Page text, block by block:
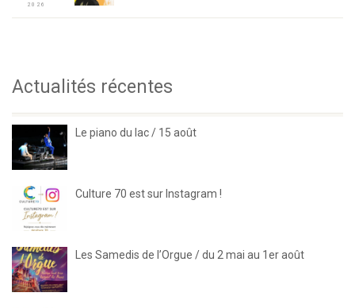
2026
Actualités récentes
Le piano du lac / 15 août
Culture 70 est sur Instagram !
Les Samedis de l’Orgue / du 2 mai au 1er août